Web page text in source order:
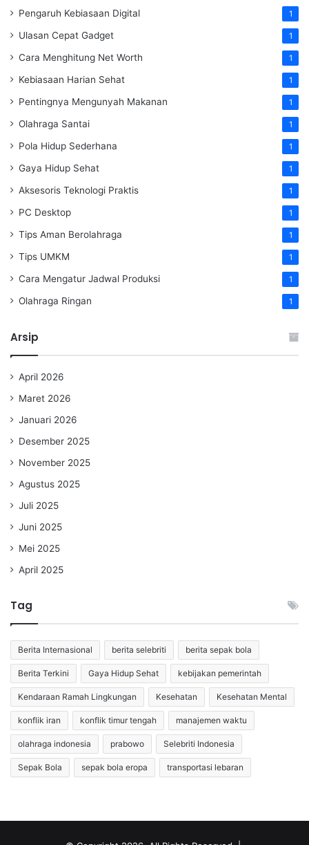
Pengaruh Kebiasaan Digital 1
Ulasan Cepat Gadget 1
Cara Menghitung Net Worth 1
Kebiasaan Harian Sehat 1
Pentingnya Mengunyah Makanan 1
Olahraga Santai 1
Pola Hidup Sederhana 1
Gaya Hidup Sehat 1
Aksesoris Teknologi Praktis 1
PC Desktop 1
Tips Aman Berolahraga 1
Tips UMKM 1
Cara Mengatur Jadwal Produksi 1
Olahraga Ringan 1
Arsip
April 2026
Maret 2026
Januari 2026
Desember 2025
November 2025
Agustus 2025
Juli 2025
Juni 2025
Mei 2025
April 2025
Tag
Berita Internasional berita selebriti berita sepak bola
Berita Terkini Gaya Hidup Sehat kebijakan pemerintah
Kendaraan Ramah Lingkungan Kesehatan Kesehatan Mental
konflik iran konflik timur tengah manajemen waktu
olahraga indonesia prabowo Selebriti Indonesia
Sepak Bola sepak bola eropa transportasi lebaran